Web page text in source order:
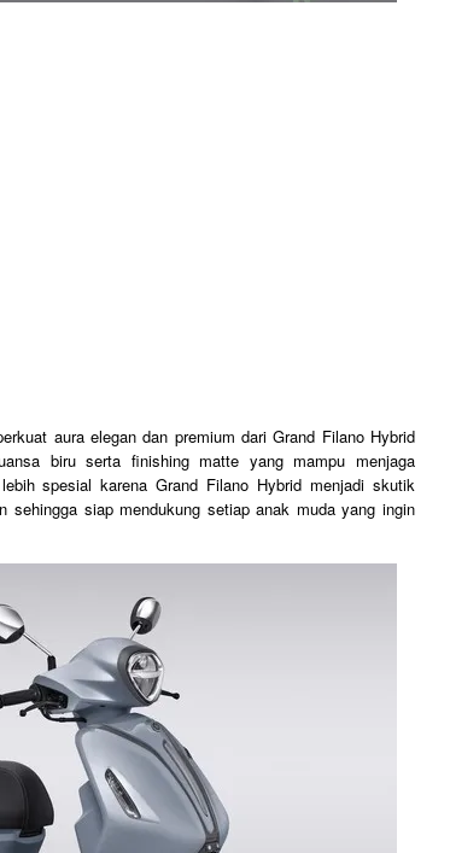
aura elegan dan premium dari Grand Filano Hybrid
biru serta finishing matte yang mampu menjaga
spesial karena Grand Filano Hybrid menjadi skutik
sehingga siap mendukung setiap anak muda yang ingin